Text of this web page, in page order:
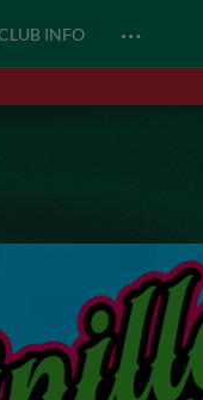
INFO …